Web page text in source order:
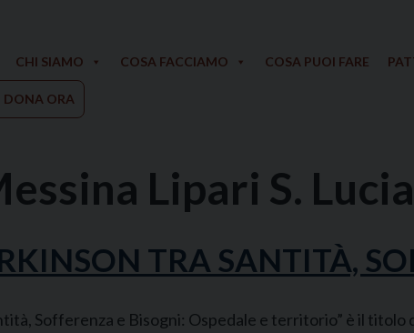
CHI SIAMO COSA FACCIAMO COSA PUOI FARE
DONA ORA
Lipari S.
TRA SANTITÀ,
Sofferenza e Bisogni: Ospedale e territorio” è il